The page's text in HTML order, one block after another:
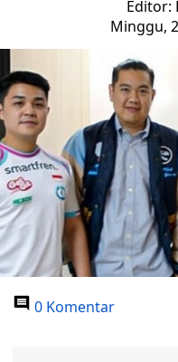
Editor:
Minggu,
0 Komentar